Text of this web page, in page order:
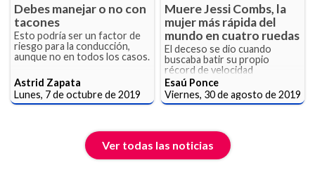
Debes manejar o no con
tacones
Esto podría ser un factor de
riesgo para la conducción,
aunque no en todos los casos.
Astrid Zapata
Lunes, 7 de octubre de 2019
Muere Jessi Combs, la
mujer más rápida del
mundo en cuatro ruedas
El deceso se dio cuando
buscaba batir su propio
récord de velocidad
Esaú Ponce
Viernes, 30 de agosto de 2019
Ver todas las noticias